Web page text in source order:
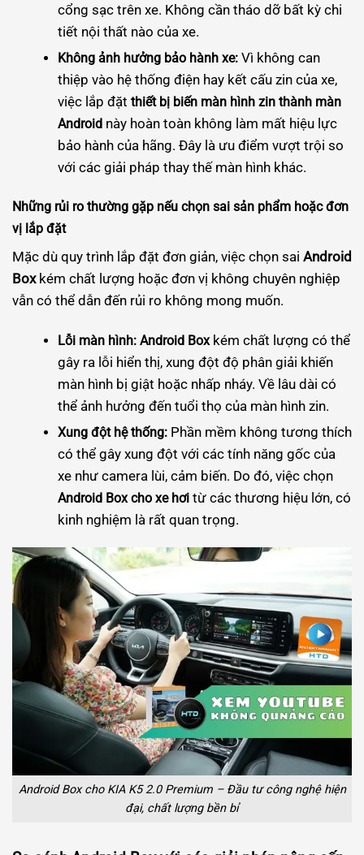
cổng sạc trên xe. Không cần tháo dỡ bất kỳ chi
tiết nội thất nào của xe.
Không ảnh hưởng bảo hành xe: Vì không can
thiệp vào hệ thống điện hay kết cấu zin của xe,
việc lắp đặt thiết bị biến màn hình zin thành màn
Androidnày hoàn toàn không làm mất hiệu lực
bảo hành của hãng. Đây là ưu điểm vượt trội so
với các giải pháp thay thế màn hình khác.
Những rủi ro thường gặp nếu chọn sai sản phẩm hoặc đơn
vị lắp đặt
Mặc dù quy trình lắp đặt đơn giản, việc chọn sai Android
Boxkém chất lượng hoặc đơn vị không chuyên nghiệp
vẫn có thể dẫn đến rủi ro không mong muốn.
Lỗi màn hình: Android Boxkém chất lượng có thể
gây ra lỗi hiển thị, xung đột độ phân giải khiến
màn hình bị giật hoặc nhấp nháy. Về lâu dài có
thể ảnh hưởng đến tuổi thọ của màn hình zin.
Xung đột hệ thống:Phần mềm không tương thích
có thể gây xung đột với các tính năng gốc của
xe như camera lùi, cảm biến. Do đó, việc chọn
Android Box cho xe hơitừ các thương hiệu lớn, có
kinh nghiệm là rất quan trọng.
Android Box cho KIA K5 2.0 Premium – Đầu tư công nghệ hiện
đại, chất lượng bền bỉ